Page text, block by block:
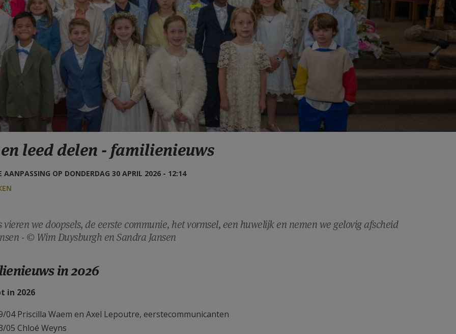
leed delen - familienieuws
AANPASSING OP DONDERDAG 30 APRIL 2026 - 12:14
vieren we doopsels, de eerste communie, het vormsel, een huwelijk en nemen we gelovig afscheid
- © Wim Duysburgh en Sandra Jansen
in 2026
in 2026
04 Priscilla Waem en Axel Lepoutre, eerstecommunicanten
05 Chloé Weyns